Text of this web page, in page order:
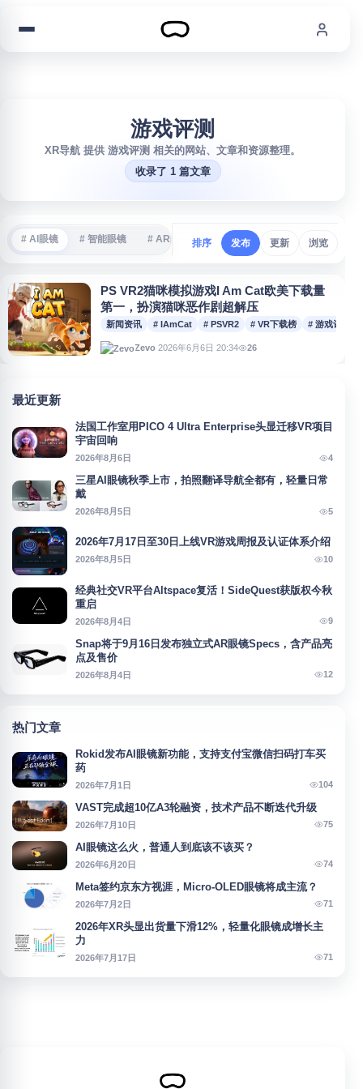
游戏评测
XR导航 提供 游戏评测 相关的网站、文章和资源整理。
收录了 1 篇文章
# AI眼镜 # 智能眼镜 # AR眼镜 # VR游戏 # 沉浸式体验
排序 发布 更新 浏览
PS VR2猫咪模拟游戏I Am Cat欧美下载量
第一，扮演猫咪恶作剧超解压
新闻资讯 # IAmCat # PSVR2 # VR下载榜 # 游戏评测
Zevo 2026年6月6日 20:34 26
最近更新
法国工作室用PICO 4 Ultra Enterprise头显迁移VR项目
宇宙回响
2026年8月6日 4
三星AI眼镜秋季上市，拍照翻译导航全都有，轻量日常
戴
2026年8月5日 5
2026年7月17日至30日上线VR游戏周报及认证体系介绍
2026年8月5日 10
经典社交VR平台Altspace复活！SideQuest获版权今秋
重启
2026年8月4日 9
Snap将于9月16日发布独立式AR眼镜Specs，含产品亮
点及售价
2026年8月4日 12
热门文章
Rokid发布AI眼镜新功能，支持支付宝微信扫码打车买
药
2026年7月1日 104
VAST完成超10亿A3轮融资，技术产品不断迭代升级
2026年7月10日 75
AI眼镜这么火，普通人到底该不该买？
2026年6月20日 74
Meta签约京东方视涯，Micro-OLED眼镜将成主流？
2026年7月2日 71
2026年XR头显出货量下滑12%，轻量化眼镜成增长主
力
2026年7月17日 71